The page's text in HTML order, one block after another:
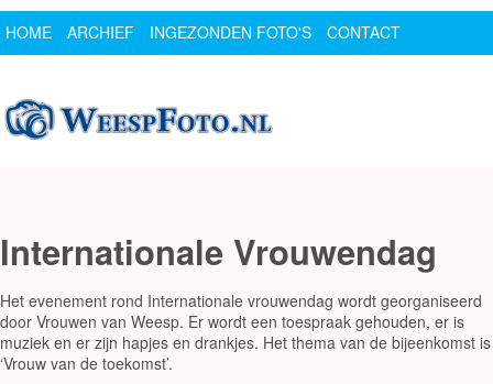
HOME ARCHIEF INGEZONDEN FOTO'S
CONTACT
Internationale Vrouwendag
Het evenement rond Internationale vrouwendag wordt georganiseerd
door Vrouwen van Weesp. Er wordt een toespraak gehouden, er is
muziek en er zijn hapjes en drankjes. Het thema van de bijeenkomst is
‘Vrouw van de toekomst’.